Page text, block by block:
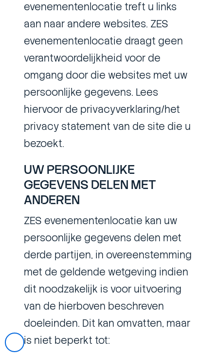
evenementenlocatie treft u links
aan naar andere websites. ZES
evenementenlocatie draagt geen
verantwoordelijkheid voor de
omgang door die websites met uw
persoonlijke gegevens. Lees
hiervoor de privacyverklaring/het
privacy statement van de site die u
bezoekt.
UW PERSOONLIJKE
GEGEVENS DELEN MET
ANDEREN
ZES evenementenlocatie kan uw
persoonlijke gegevens delen met
derde partijen, in overeenstemming
met de geldende wetgeving indien
dit noodzakelijk is voor uitvoering
van de hierboven beschreven
doeleinden. Dit kan omvatten, maar
is niet beperkt tot: